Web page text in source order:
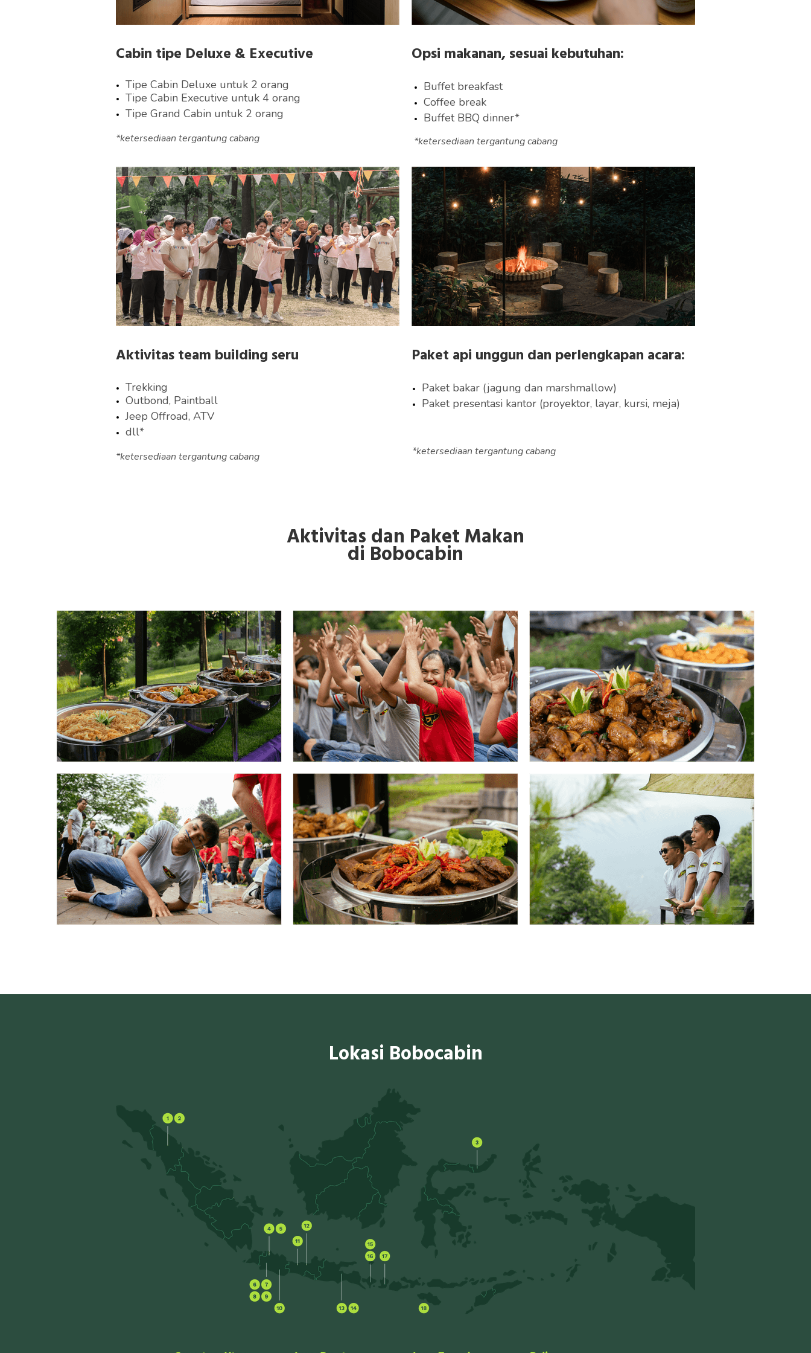
Tipe Cabin Deluxe untuk 2 orang
Tipe Cabin Executive untuk 4 orang
Tipe Grand Cabin untuk 2 orang
*ketersediaan tergantung cabang
Cabin tipe Deluxe & Executive Opsi makanan, sesuai kebutuhan:
Buffet breakfast
Coffee break
Buffet BBQ dinner*
*ketersediaan tergantung cabang
Paket api unggun dan perlengkapan acara:
Aktivitas team building seru
Trekking
Outbond, Paintball
Jeep Offroad, ATV
dll*
*ketersediaan tergantung cabang
Paket bakar (jagung dan marshmallow)
Paket presentasi kantor (proyektor, layar, kursi, meja)
*ketersediaan tergantung cabang
Lokasi Bobocabin
Aktivitas dan Paket Makan
di Bobocabin